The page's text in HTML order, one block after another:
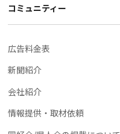
コミュニティー
広告料金表
新聞紹介
会社紹介
情報提供・取材依頼